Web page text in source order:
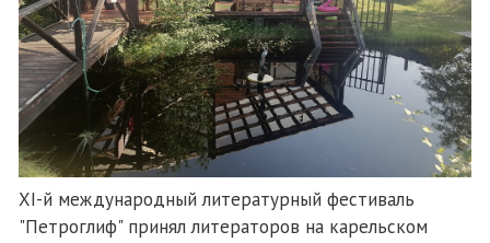
XI-й международный литературный фестиваль
"Петроглиф" принял литераторов на карельском